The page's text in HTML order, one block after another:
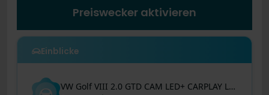
Preiswecker aktivieren
Einblicke
VW Golf VIII 2.0 GTD CAM LED+ CARPLAY LM17 SITZHEIZ